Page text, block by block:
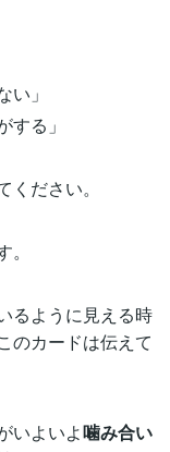
い」
する」
ださい。
るように見える時
のカードは伝えて
いよいよ噛み合い